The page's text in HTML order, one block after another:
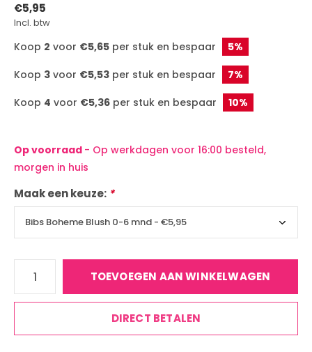
€5,95
Incl. btw
Koop 2 voor €5,65 per stuk en bespaar
5%
Koop 3 voor €5,53 per stuk en bespaar
7%
Koop 4 voor €5,36 per stuk en bespaar 10%
Op voorraad - Op werkdagen voor 16:00 besteld,
morgen in huis
Maak een keuze: *
TOEVOEGEN AAN WINKELWAGEN
DIRECT BETALEN